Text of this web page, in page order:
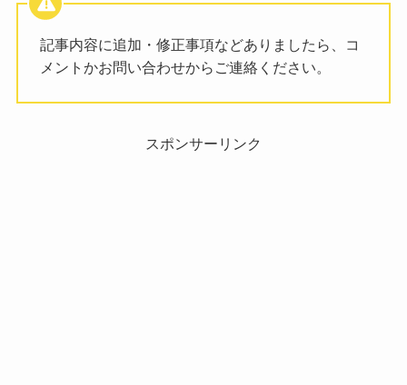
記事内容に追加・修正事項などありましたら、コ
メントかお問い合わせからご連絡ください。
スポンサーリンク